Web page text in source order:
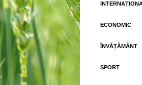
ECONOMIC
ÎNVĂȚĂMÂNT
SPORT